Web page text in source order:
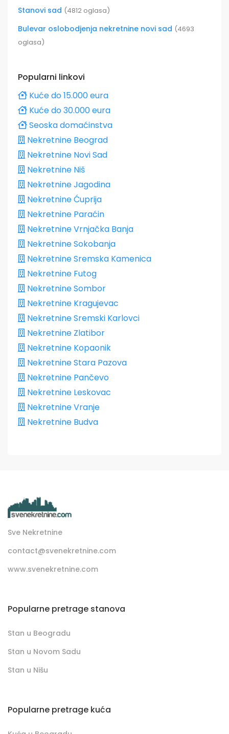
Stanovi sad (4812 oglasa)
Bulevar oslobodjenja nekretnine novi sad (4693
oglasa)
Popularni linkovi
Kuće do 15.000 eura
Kuće do 30.000 eura
Seoska domaćinstva
Nekretnine Beograd
Nekretnine Novi Sad
Nekretnine Niš
Nekretnine Jagodina
Nekretnine Ćuprija
Nekretnine Paraćin
Nekretnine Vrnjačka Banja
Nekretnine Sokobanja
Nekretnine Sremska Kamenica
Nekretnine Futog
Nekretnine Sombor
Nekretnine Kragujevac
Nekretnine Sremski Karlovci
Nekretnine Zlatibor
Nekretnine Kopaonik
Nekretnine Stara Pazova
Nekretnine Pančevo
Nekretnine Leskovac
Nekretnine Vranje
Nekretnine Budva
Sve Nekretnine
contact@svenekretnine.com
www.svenekretnine.com
Popularne pretrage stanova
Stan u Beogradu
Stan u Novom Sadu
Stan u Nišu
Popularne pretrage kuća